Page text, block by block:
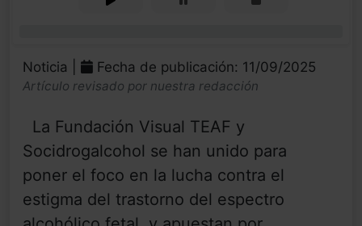
Noticia | Fecha de publicación: 11/09/2025
Artículo revisado por nuestra redacción
La Fundación Visual TEAF y
Socidrogalcohol se han unido para
poner el foco en la lucha contra el
estigma del trastorno del espectro